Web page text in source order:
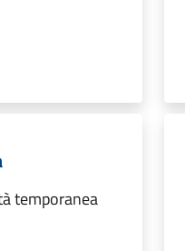
temporanea